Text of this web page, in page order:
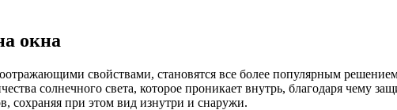
окна
свойствами, становятся все более популярным
солнечного света, которое проникает внутрь, благодаря чему
сохраняя при этом вид изнутри и снаружи.